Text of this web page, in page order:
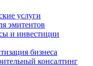
услуги
эмитентов
и инвестиции
бизнеса
консалтинг